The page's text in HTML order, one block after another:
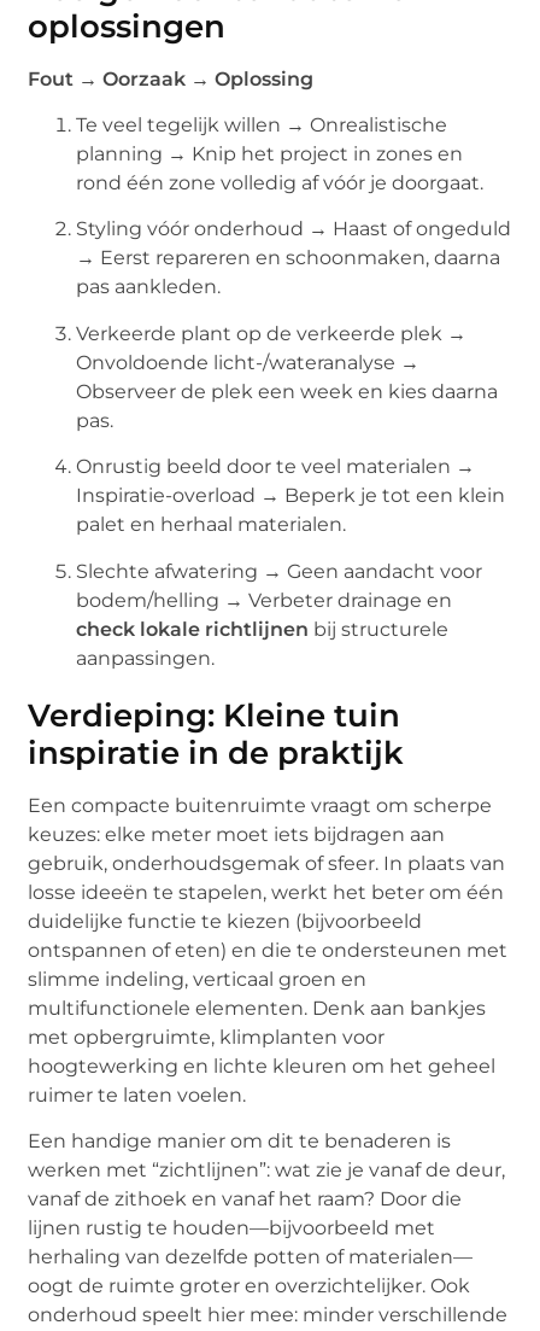
oplossingen
Fout → Oorzaak → Oplossing
Te veel tegelijk willen → Onrealistische
planning → Knip het project in zones en
rond één zone volledig af vóór je doorgaat.
Styling vóór onderhoud → Haast of ongeduld
→ Eerst repareren en schoonmaken, daarna
pas aankleden.
Verkeerde plant op de verkeerde plek →
Onvoldoende licht-/wateranalyse →
Observeer de plek een week en kies daarna
pas.
Onrustig beeld door te veel materialen →
Inspiratie-overload → Beperk je tot een klein
palet en herhaal materialen.
Slechte afwatering → Geen aandacht voor
bodem/helling → Verbeter drainage en
check lokale richtlijnen bij structurele
aanpassingen.
Verdieping: Kleine tuin
inspiratie in de praktijk
Een compacte buitenruimte vraagt om scherpe
keuzes: elke meter moet iets bijdragen aan
gebruik, onderhoudsgemak of sfeer. In plaats van
losse ideeën te stapelen, werkt het beter om één
duidelijke functie te kiezen (bijvoorbeeld
ontspannen of eten) en die te ondersteunen met
slimme indeling, verticaal groen en
multifunctionele elementen. Denk aan bankjes
met opbergruimte, klimplanten voor
hoogtewerking en lichte kleuren om het geheel
ruimer te laten voelen.
Een handige manier om dit te benaderen is
werken met “zichtlijnen”: wat zie je vanaf de deur,
vanaf de zithoek en vanaf het raam? Door die
lijnen rustig te houden—bijvoorbeeld met
herhaling van dezelfde potten of materialen—
oogt de ruimte groter en overzichtelijker. Ook
onderhoud speelt hier mee: minder verschillende